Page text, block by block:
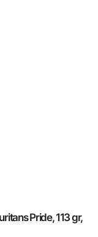
Pride, 113 gr,